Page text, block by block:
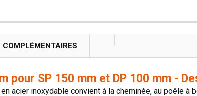
COMPLÉMENTAIRES
pour SP 150 mm et DP 100 mm -
acier inoxydable convient à la cheminée, au poêle à